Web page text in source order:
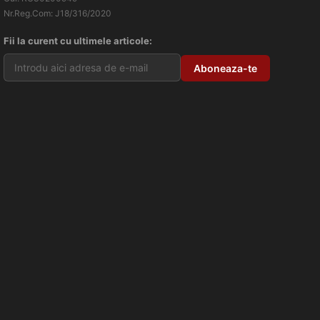
Nr.Reg.Com: J18/316/2020
Fii la curent cu ultimele articole: